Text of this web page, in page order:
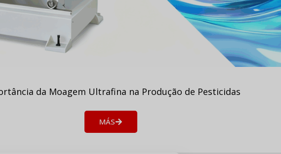
da Moagem Ultrafina na Produção de Pesticidas
MÁS